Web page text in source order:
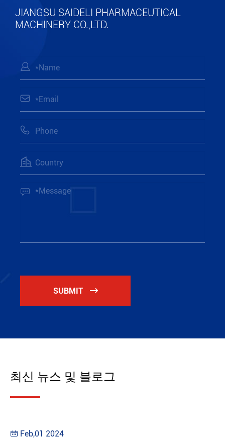
JIANGSU SAIDELI PHARMACEUTICAL
MACHINERY CO.,LTD.





SUBMIT 
최신 뉴스 및 블로그
 Feb,01 2024